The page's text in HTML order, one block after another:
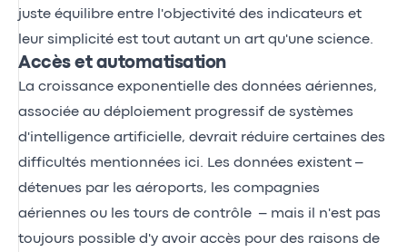
juste équilibre entre l'objectivité des indicateurs et
leur simplicité est tout autant un art qu'une science.
Accès et automatisation
La croissance exponentielle des données aériennes,
associée au déploiement progressif de systèmes
d'intelligence artificielle, devrait réduire certaines des
difficultés mentionnées ici. Les données existent –
détenues par les aéroports, les compagnies
aériennes ou les tours de contrôle – mais il n'est pas
toujours possible d'y avoir accès pour des raisons de